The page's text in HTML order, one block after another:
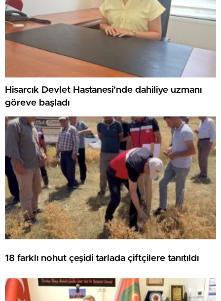
Hisarcık Devlet Hastanesi’nde dahiliye uzmanı
göreve başladı
18 farklı nohut çeşidi tarlada çiftçilere tanıtıldı